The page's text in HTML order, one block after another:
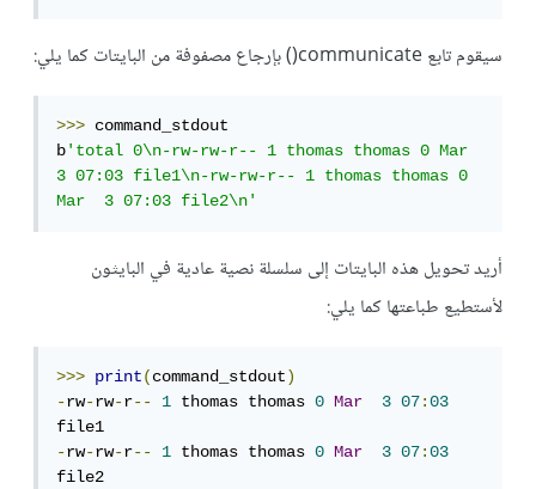
سيقوم تابع communicate() بإرجاع مصفوفة من البايتات كما يلي:
>>> command_stdout
b'total 0\n-rw-rw-r-- 1 thomas thomas 0 Mar
3 07:03 file1\n-rw-rw-r-- 1 thomas thomas 0
Mar  3 07:03 file2\n'
أريد تحويل هذه البايتات إلى سلسلة نصية عادية في البايثون
لأستطيع طباعتها كما يلي:
>>> print(command_stdout)
-rw-rw-r-- 1 thomas thomas 0 Mar 3 07:03
-rw-rw-r-- 1 thomas thomas 0 Mar 3 07:03
file2